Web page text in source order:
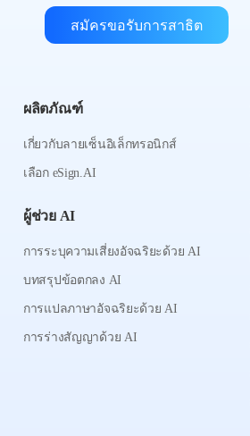
สมัครขอรับการสาธิต
ผลิตภัณฑ์
เกี่ยวกับลายเซ็นอิเล็กทรอนิกส์
เลือก eSign.AI
ผู้ช่วย AI
การระบุความเสี่ยงอัจฉริยะด้วย AI
บทสรุปข้อตกลง AI
การแปลภาษาอัจฉริยะด้วย AI
การร่างสัญญาด้วย AI